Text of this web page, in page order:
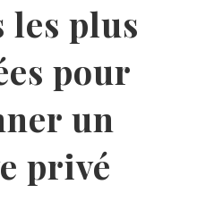
les plus
pour
un
privé